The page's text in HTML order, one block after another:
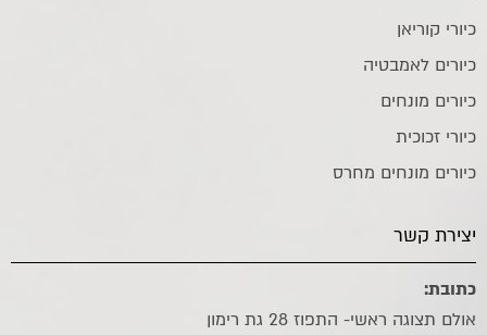
כיורי קוריאן
כיורים לאמבטיה
כיורים מונחים
כיורי זכוכית
כיורים מונחים מחרס
יצירת קשר
כתובת:
אולם תצוגה ראשי- התפוז 28 גת רימון